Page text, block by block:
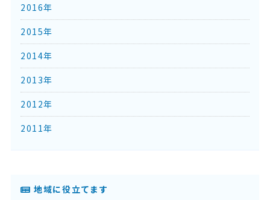
2016年
2015年
2014年
2013年
2012年
2011年
地域に役立てます